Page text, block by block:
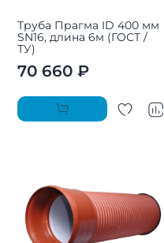
Труба Прагма ID 400 мм
SN16, длина 6м (ГОСТ /
ТУ)
70 660 ₽